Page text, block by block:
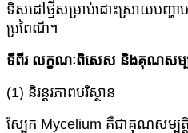
ទិសដៅថ្មីសម្រាប់ដោះស្រាយបញ្ហាប
ប្រពៃណី។
ទីពីរ លក្ខណៈពិសេស និងគុណសម្ប
(1) និរន្តរភាពបរិស្ថាន
ស្បែក Mycelium គឺជាគុណសម្